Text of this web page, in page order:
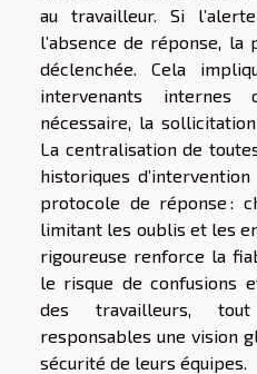
au travailleur. Si
l’absence de réponse, la
déclenchée. Cela
intervenants
nécessaire, la
La centralisation de
historiques
protocole de réponse :
limitant les oublis et les
rigoureuse renforce la
le risque de confusions
des travailleurs,
responsables une vision
sécurité de leurs équipes.